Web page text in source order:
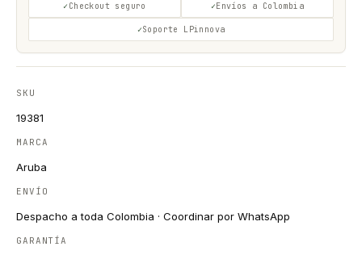
Checkout seguro Envíos a Colombia
Soporte LPinnova
SKU
19381
MARCA
Aruba
ENVÍO
Despacho a toda Colombia · Coordinar por WhatsApp
GARANTÍA